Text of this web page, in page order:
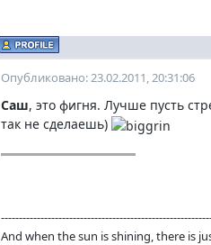
Опубликовано: 23.02.2011, 20:31:06
Саш, это фигня. Лучше пусть
так не сделаешь)
And when the sun is shining, there is